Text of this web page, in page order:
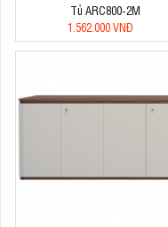
Tủ ARC800-2M
1.562.000 VNĐ